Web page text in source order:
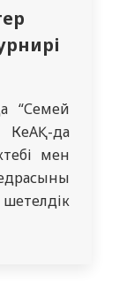
“Семей
да
мен